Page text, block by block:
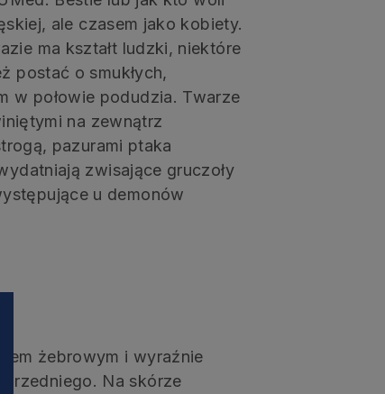
ale czasem jako kobiety.
ma kształt ludzki, niektóre
postać o smukłych,
w połowie podudzia. Twarze
na zewnątrz
pazurami ptaka
zwisające gruczoły
u demonów
żebrowym i wyraźnie
Na skórze